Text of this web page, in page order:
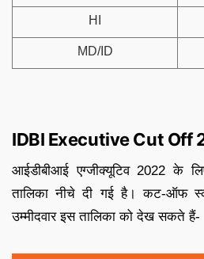
HI
MD/ID
IDBI Executive Cut Off
आईडीबीआई एग्जीक्यूटिव 2022 के
तालिका नीचे दी गई है। कट-ऑफ
उम्मीदवार इस तालिका को देख सकते हैं-